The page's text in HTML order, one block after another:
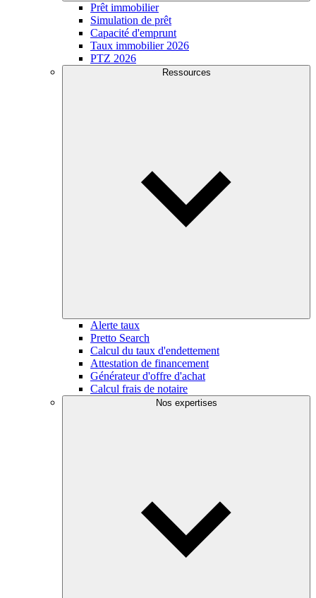
Prêt immobilier
Simulation de prêt
Capacité d'emprunt
Taux immobilier 2026
PTZ 2026
Ressources
Alerte taux
Pretto Search
Calcul du taux d'endettement
Attestation de financement
Générateur d'offre d'achat
Calcul frais de notaire
Nos expertises